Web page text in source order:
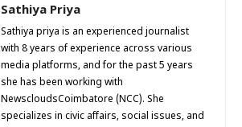
Sathiya Priya
Sathiya priya is an experienced journalist
with 8 years of experience across various
media platforms, and for the past 5 years
she has been working with
NewscloudsCoimbatore (NCC). She
specializes in civic affairs, social issues, and